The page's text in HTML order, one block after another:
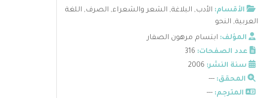
الأقسام: الأدب, البلاغة, الشعر والشعراء, الصرف, اللغة
العربية, النحو
المؤلف: ابتسام مرهون الصفار
عدد الصفحات:
سنة النشر:
المحقق: ---
المترجم: ---